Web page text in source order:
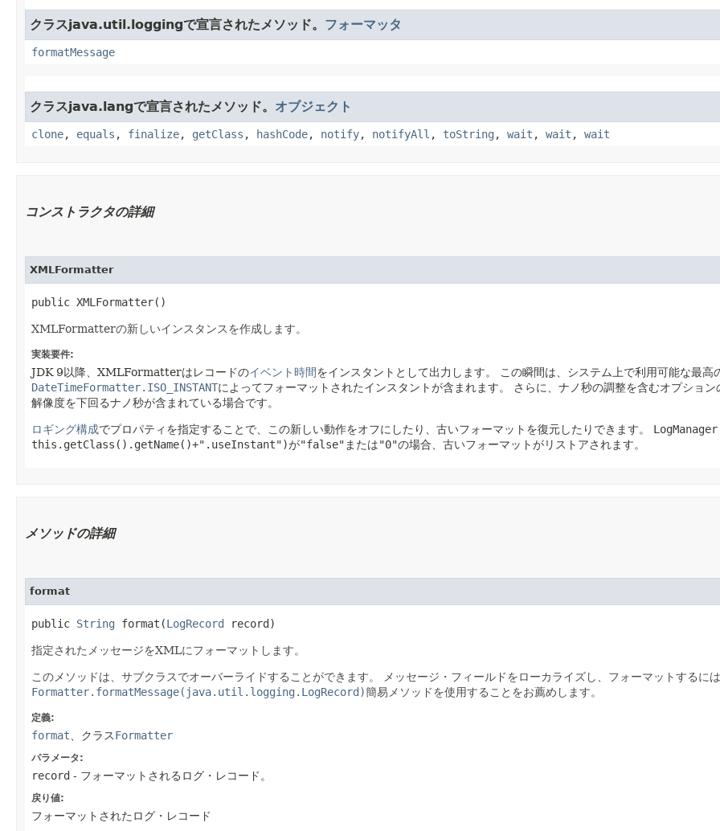
クラスjava.util.loggingで宣言されたメソッド。 フォーマッタ
formatMessage
クラスjava.langで宣言されたメソッド。 オブジェクト
clone, equals , finalize, getClass , hashCode, notify, notifyAll , toString , wait , wait , wait
コンストラクタの詳細
XMLFormatter
public XMLFormatter()
XMLFormatterの新しいインスタンスを作成します。
実装要件:
JDK 9以降、XMLFormatterはレコードのイベント時間をインスタントとして出力します。
この瞬間は、システム上で利用可能な最高
DateTimeFormatter.ISO_INSTANTによってフォーマットされたインスタントが含まれます。
さらに、ナノ秒の調整を含むオプション
解像度を下回るナノ秒が含まれている場合です。
ロギング構成でプロパティを指定することで、この新しい動作をオフにしたり、古いフォーマットを復元したりできます。
this.getClass().getName()+".useInstant")が"false" または"0"の場合、古いフォーマットがリストアされます。
メソッドの詳細
format
public String format​(LogRecord record)
指定されたメッセージをXMLにフォーマットします。
このメソッドは、サブクラスでオーバーライドすることができます。
メッセージ・フィールドをローカライズし、フォーマットするに
Formatter.formatMessage(java.util.logging.LogRecord)簡易メソッドを使用することをお薦めします。
定義:
format 、クラスFormatter
パラメータ:
record - フォーマットされるログ・レコード。
戻り値:
フォーマットされたログ・レコード